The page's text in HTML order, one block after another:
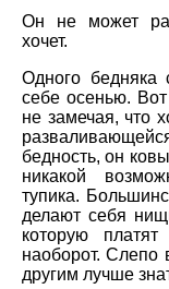
Он не может
хочет.
Одного бедняка
себе осенью.
не замечая, что
бедность, он
никакой
тупика.
делают себя
которую
наоборот. Слепо
другим лучше